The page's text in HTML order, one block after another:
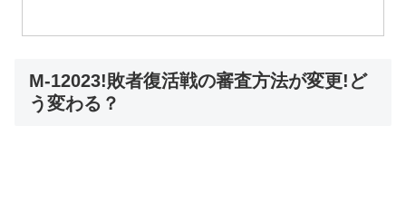
M-12023!敗者復活戦の審査方法が変更!ど
う変わる？